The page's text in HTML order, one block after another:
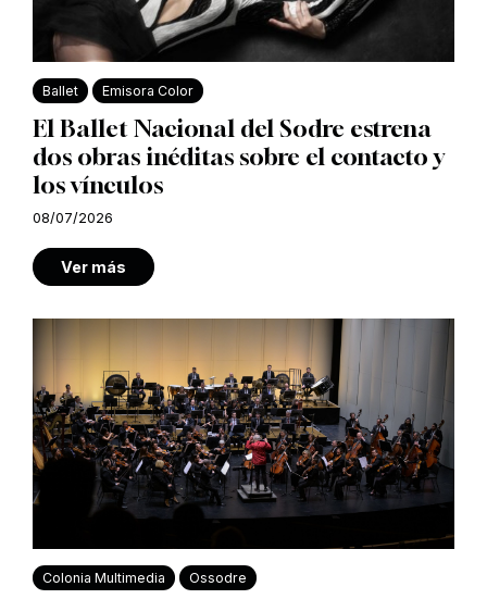
Ballet Emisora Color
El Ballet Nacional del Sodre estrena
dos obras inéditas sobre el contacto y
los vínculos
08/07/2026
Ver más
Colonia Multimedia Ossodre